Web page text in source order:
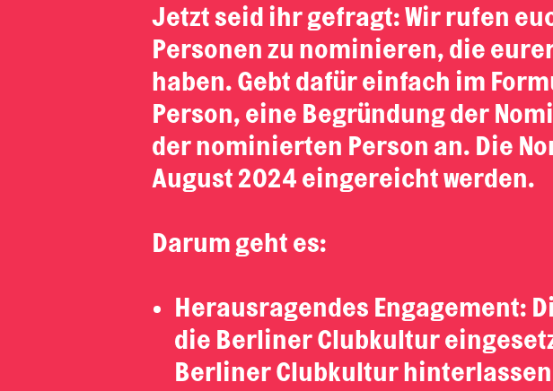
Jetzt seid ihr gefragt: Wir rufen
Personen zu nominieren, die
haben. Gebt dafür einfach im
Person, eine Begründung der
der nominierten Person an. Die
August 2024 eingereicht werden.
Darum geht es:
Herausragendes Engagement:
die Berliner Clubkultur
Berliner Clubkultur hinterlassen